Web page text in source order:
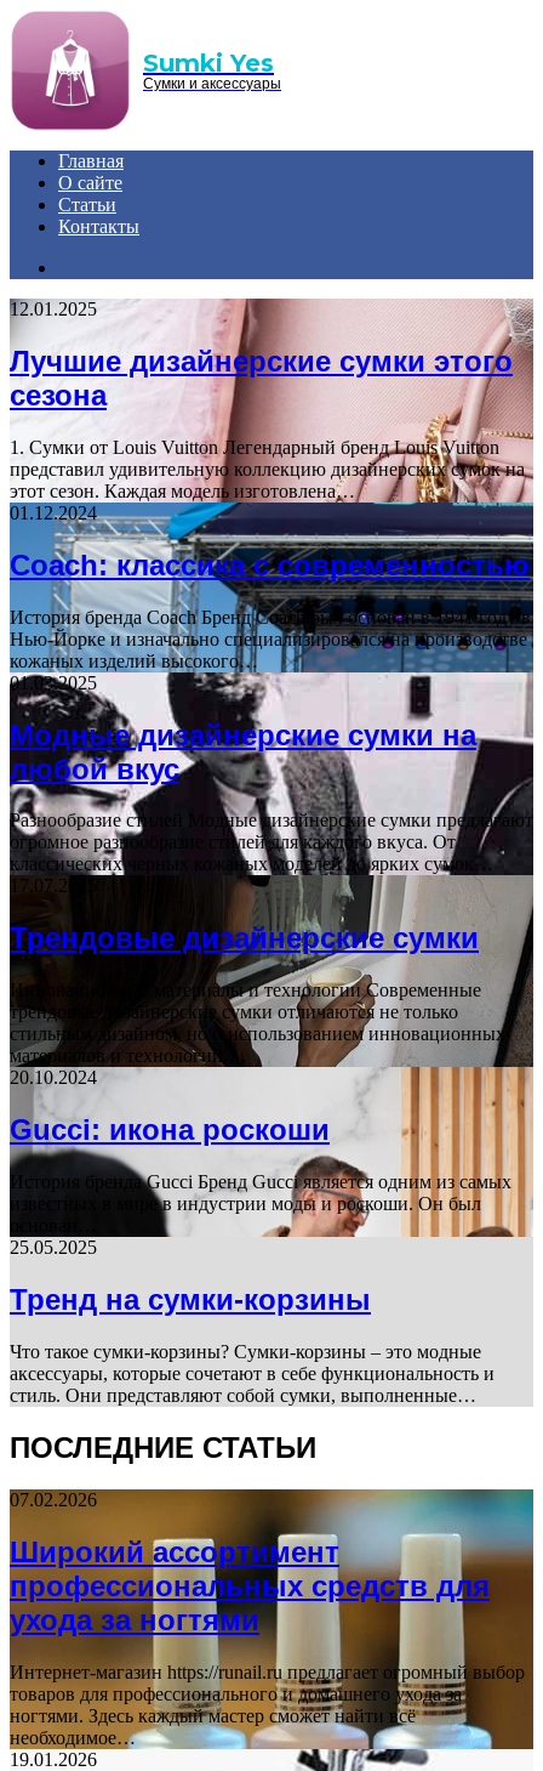
Menu
Sumki Yes
Сумки и аксессуары
Главная
О сайте
Статьи
Контакты
12.01.2025
Лучшие дизайнерские сумки этого
сезона
1. Сумки от Louis Vuitton Легендарный бренд Louis Vuitton
представил удивительную коллекцию дизайнерских сумок на
этот сезон. Каждая модель изготовлена…
01.12.2024
Coach: классика с современностью
История бренда Coach Бренд Coach был основан в 1941 году в
Нью-Йорке и изначально специализировался на производстве
кожаных изделий высокого…
01.03.2025
Модные дизайнерские сумки на
любой вкус
Разнообразие стилей Модные дизайнерские сумки предлагают
огромное разнообразие стилей для каждого вкуса. От
классических черных кожаных моделей до ярких сумок…
17.07.2025
Трендовые дизайнерские сумки
Инновационные материалы и технологии Современные
трендовые дизайнерские сумки отличаются не только
стильным дизайном, но и использованием инновационных
материалов и технологий.…
20.10.2024
Gucci: икона роскоши
История бренда Gucci Бренд Gucci является одним из самых
известных в мире в индустрии моды и роскоши. Он был
25.05.2025
Тренд на сумки-корзины
Что такое сумки-корзины? Сумки-корзины – это модные
аксессуары, которые сочетают в себе функциональность и
стиль. Они представляют собой сумки, выполненные…
ПОСЛЕДНИЕ СТАТЬИ
07.02.2026
Широкий ассортимент
профессиональных средств для
ухода за ногтями
Интернет-магазин https://runail.ru предлагает огромный выбор
товаров для профессионального и домашнего ухода за
ногтями. Здесь каждый мастер сможет найти всё
необходимое…
19.01.2026